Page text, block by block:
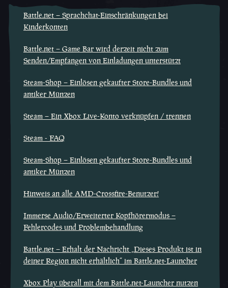
Battle.net – Sprachchat-Einschränkungen bei
Kinderkonten
Battle.net – Game Bar wird derzeit nicht zum
Senden/Empfangen von Einladungen unterstützt
Steam-Shop – Einlösen gekaufter Store-Bundles und
antiker Münzen
Steam – Ein Xbox Live-Konto verknüpfen / trennen
Steam - FAQ
Steam-Shop – Einlösen gekaufter Store-Bundles und
antiker Münzen
Hinweis an alle AMD-Crossfire-Benutzer!
Immerse Audio/Erweiterter Kopfhörermodus –
Fehlercodes und Problembehandlung
Battle.net – Erhalt der Nachricht „Dieses Produkt ist in
deiner Region nicht erhältlich“ im Battle.net-Launcher
Xbox Play überall mit dem Battle.net-Launcher nutzen